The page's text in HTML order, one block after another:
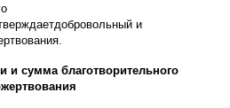
добровольный и
и сумма благотворительного